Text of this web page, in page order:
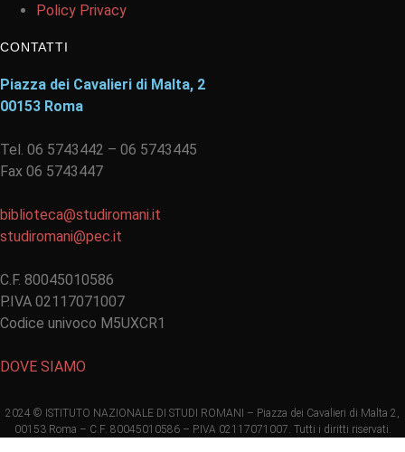
Policy Privacy
CONTATTI
Piazza dei Cavalieri di Malta, 2
00153 Roma
Tel. 06 5743442 – 06 5743445
Fax 06 5743447
biblioteca@studiromani.it
studiromani@pec.it
C.F. 80045010586
P.IVA 02117071007
Codice univoco M5UXCR1
DOVE SIAMO
2024 © ISTITUTO NAZIONALE DI STUDI ROMANI – Piazza dei Cavalieri di Malta 2,
00153 Roma – C.F. 80045010586 – P.IVA 02117071007. Tutti i diritti riservati.